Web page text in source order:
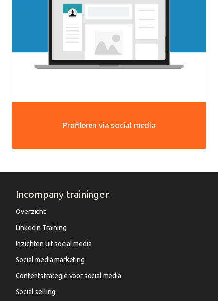
Profileren via social media
Incompany trainingen
Overzicht
LinkedIn Training
Inzichten uit social media
Social media marketing
Contentstrategie voor social media
Social selling